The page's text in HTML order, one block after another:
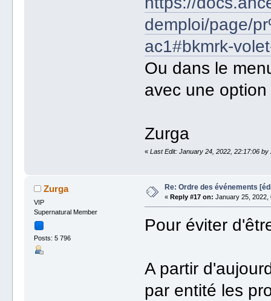
demploi/page/
ac1#bkmrk-
Ou dans le
avec une
Zurga
«Last Edit: January 24, 2022, 22:17:06 by
Zurga
VIP
Supernatural Member
Posts: 5 796
Re: Ordre des événements
« Reply #17 on: January 25, 2022,
Pour éviter
A partir
par entité les